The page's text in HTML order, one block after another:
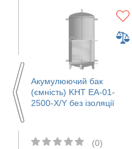
60
Акумулюючий бак
(ємність) KHT ЕА-01-
2500-X/Y без ізоляції
(0)